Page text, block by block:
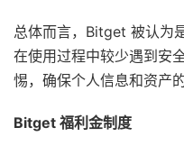
总体而言，Bitget 被认为
在使用过程中较少遇到安
惕，确保个人信息和资产的
Bitget 福利金制度